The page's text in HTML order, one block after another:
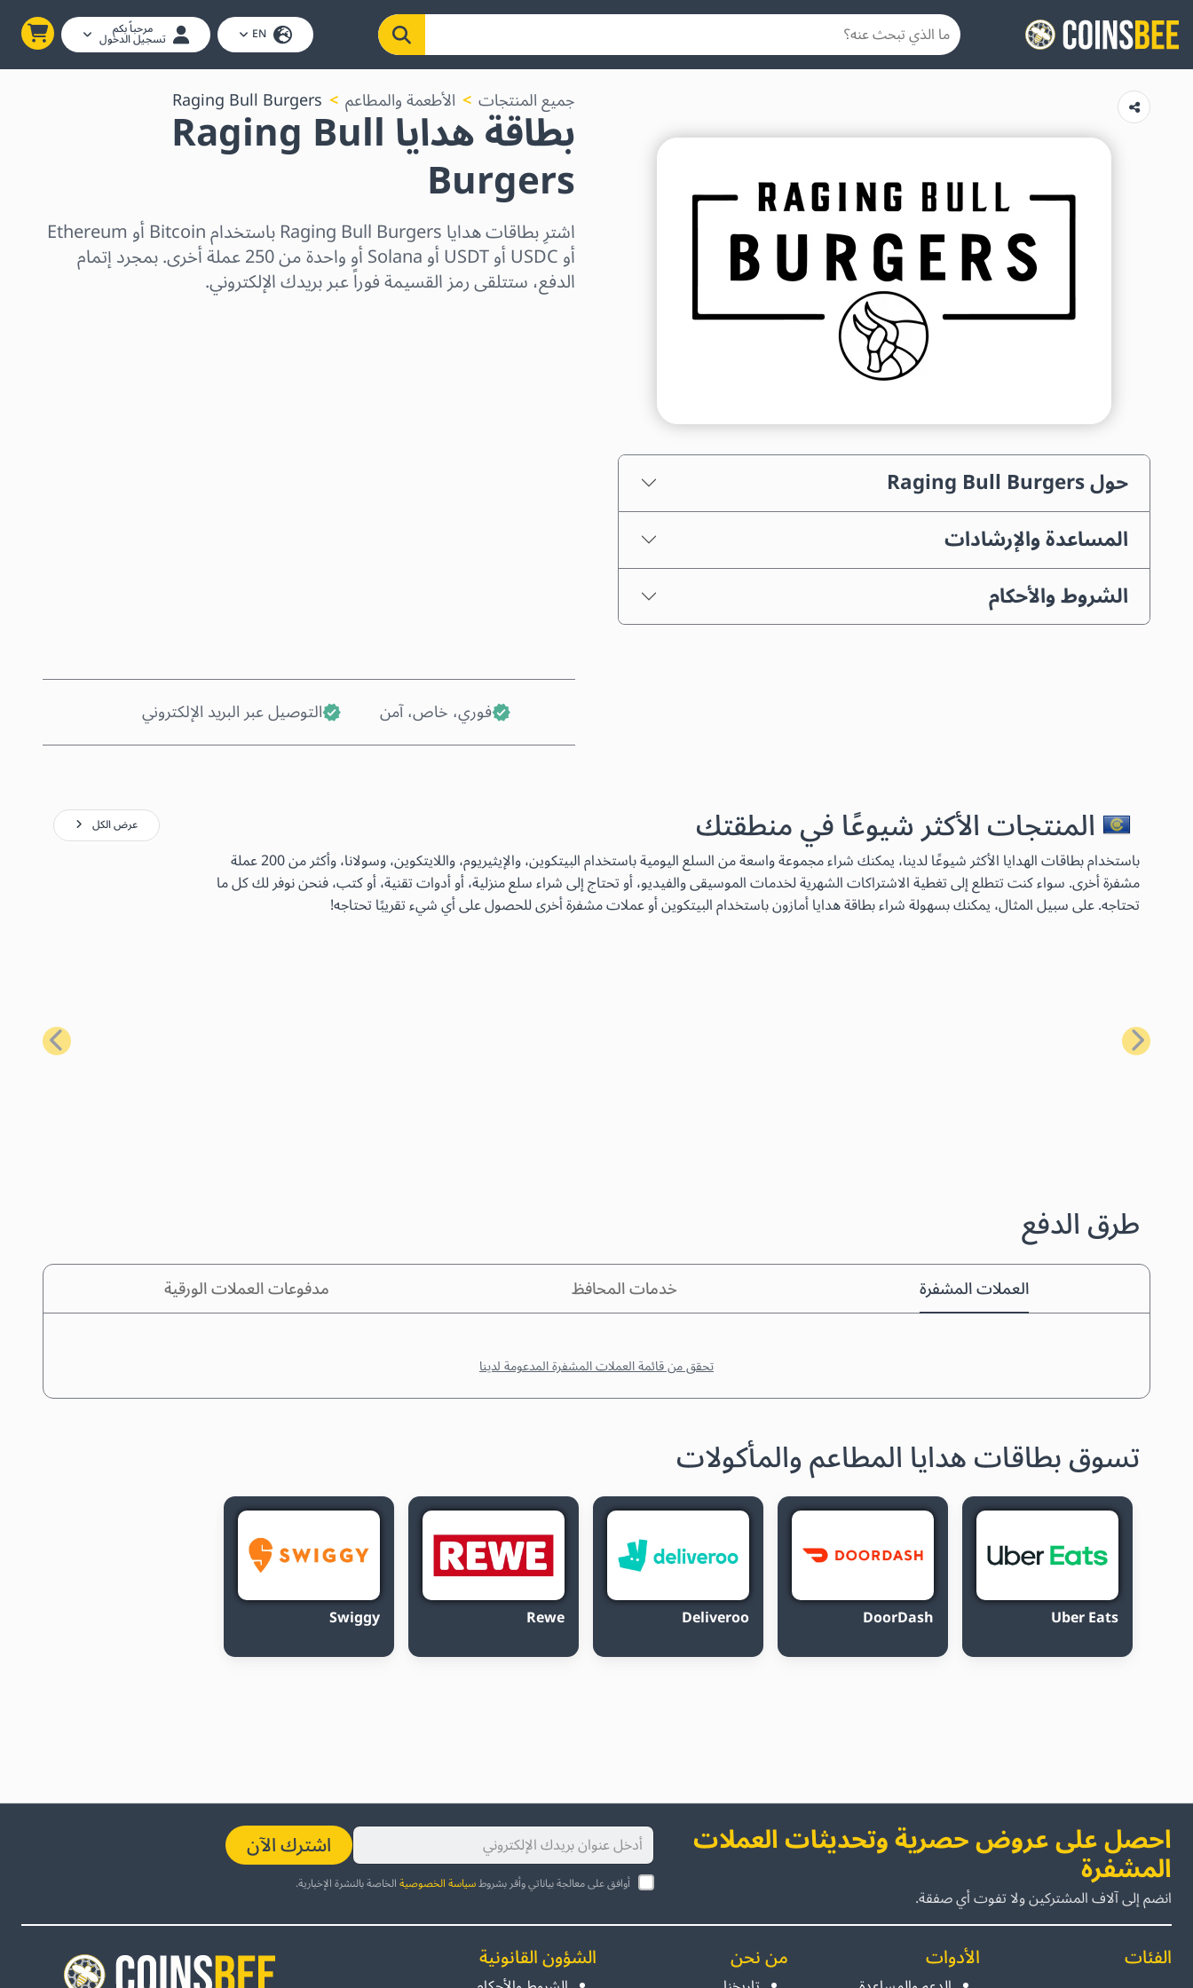
EN مرحباً بكم
تسجيل الدخول
حول Raging Bull Burgers
المساعدة والإرشادات
الشروط والأحكام
جميع المنتجات الأطعمة والمطاعم Raging Bull Burgers
بطاقة هدايا Raging Bull
Burgers
اشترِ بطاقات هدايا Raging Bull Burgers باستخدام Bitcoin أو Ethereum
أو USDC أو USDT أو Solana أو واحدة من 250 عملة أخرى. بمجرد إتمام
الدفع، ستتلقى رمز القسيمة فوراً عبر بريدك الإلكتروني.
فوري، خاص، آمن التوصيل عبر البريد الإلكتروني
المنتجات الأكثر شيوعًا في منطقتك
باستخدام بطاقات الهدايا الأكثر شيوعًا لدينا، يمكنك شراء مجموعة واسعة من السلع اليومية باستخدام البيتكوين، والإيثيريوم، واللايتكوين، وسولانا، وأكثر من 200 عملة
مشفرة أخرى. سواء كنت تتطلع إلى تغطية الاشتراكات الشهرية لخدمات الموسيقى والفيديو، أو تحتاج إلى شراء سلع منزلية، أو أدوات تقنية، أو كتب، فنحن نوفر لك كل ما
تحتاجه. على سبيل المثال، يمكنك بسهولة شراء بطاقة هدايا أمازون باستخدام البيتكوين أو عملات مشفرة أخرى للحصول على أي شيء تقريبًا تحتاجه!
عرض الكل
السابق التالي
طرق الدفع
العملات المشفرة خدمات المحافظ مدفوعات العملات الورقية
تحقق من قائمة العملات المشفرة المدعومة لدينا
تسوق بطاقات هدايا المطاعم والمأكولات
Uber Eats
DoorDash
Deliveroo
Rewe
Swiggy
احصل على عروض حصرية وتحديثات العملات
المشفرة
انضم إلى آلاف المشتركين ولا تفوت أي صفقة.
اشترك الآن
أوافق على معالجة بياناتي وأقر بشروطسياسة الخصوصيةالخاصة بالنشرة الإخبارية.
الفئات الأدوات من نحن الشؤون القانونية